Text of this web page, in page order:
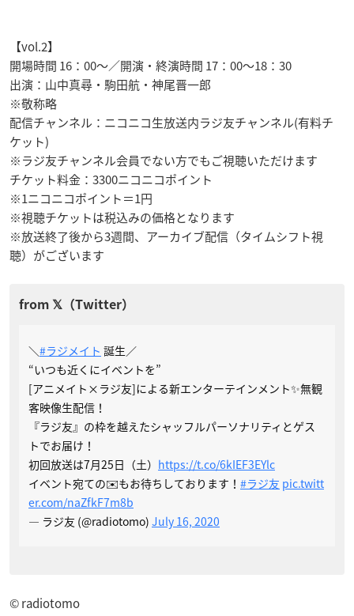
【vol.2】
開場時間 16：00～／開演・終演時間 17：00～18：30
出演：山中真尋・駒田航・神尾晋一郎
※敬称略
配信チャンネル：ニコニコ生放送内ラジ友チャンネル(有料チ
ケット)
※ラジ友チャンネル会員でない方でもご視聴いただけます
チケット料金：3300ニコニコポイント
※1ニコニコポイント＝1円
※視聴チケットは税込みの価格となります
※放送終了後から3週間、アーカイブ配信（タイムシフト視
聴）がございます
＼#ラジメイト 誕生／
“いつも近くにイベントを”
[アニメイト×ラジ友]による新エンターテインメント✨無観
客映像生配信！
『ラジ友』の枠を越えたシャッフルパーソナリティとゲス
トでお届け！
初回放送は7月25日（土） https://t.co/6kIEF3EYlc
イベント宛ての✉️もお待ちしております！ #ラジ友 pic.twitt
er.com/naZfkF7m8b
— ラジ友 (@radiotomo) July 16, 2020
© radiotomo